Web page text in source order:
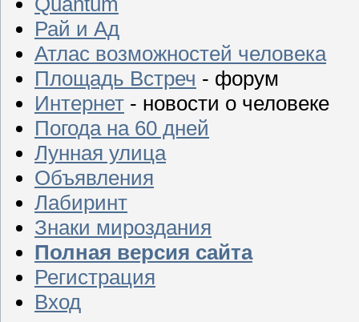
Рай и Ад
Атлас возможностей человека
Площадь Встреч - форум
Интернет - новости о человеке
Погода на 60 дней
Лунная улица
Объявления
Лабиринт
Знаки мироздания
Полная версия сайта
Регистрация
Вход